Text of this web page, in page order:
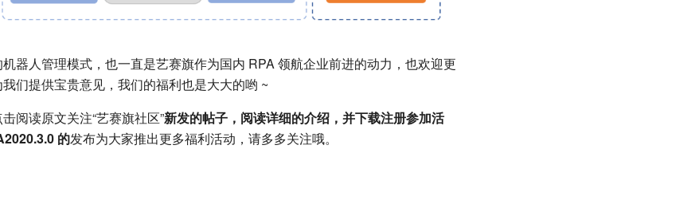
器人管理模式，也一直是艺赛旗作为国内 RPA 领航企业前进的动力，也欢迎更
们提供宝贵意见，我们的福利也是大大的哟 ~
阅读原文关注“艺赛旗社区”新发的帖子，阅读详细的介绍，并下载注册参加活
的发布为大家推出更多福利活动，请多多关注哦。